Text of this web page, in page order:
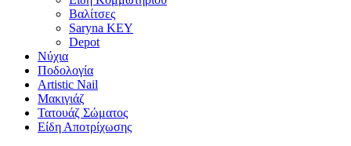
Βαλίτσες
Saryna KEY
Depot
Νύχια
Ποδολογία
Artistic Nail
Μακιγιάζ
Τατουάζ Σώματος
Είδη Αποτρίχωσης